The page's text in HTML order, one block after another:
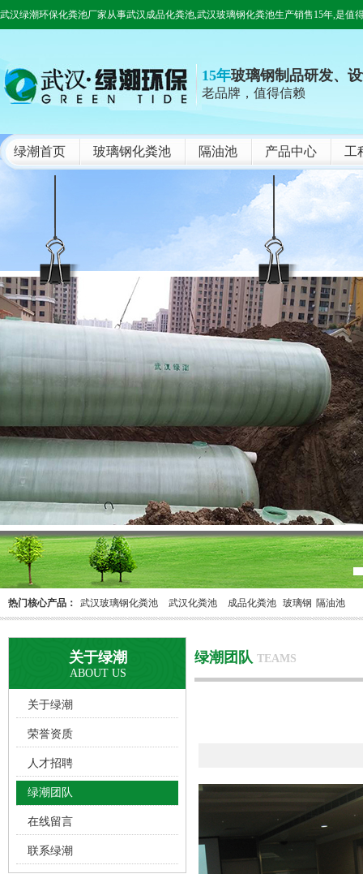
武汉绿潮环保化粪池厂家从事武汉成品化粪池,武汉玻璃钢化粪池生产销售15年,是值
15年玻璃钢制品研发、
老品牌，值得信赖
绿潮首页 玻璃钢化粪池 隔油池 产品中心 工
热门核心产品： 武汉玻璃钢化粪池 武汉化粪池 成品化粪池 玻璃钢 隔油池
关于绿潮
ABOUT US
关于绿潮
荣誉资质
人才招聘
绿潮团队
在线留言
联系绿潮
绿潮团队 TEAMS